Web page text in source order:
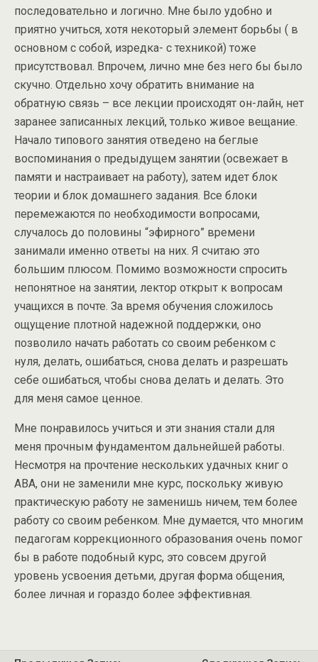
последовательно и логично. Мне было удобно и
приятно учиться, хотя некоторый элемент борьбы ( в
основном с собой, изредка- с техникой) тоже
присутствовал. Впрочем, лично мне без него бы было
скучно. Отдельно хочу обратить внимание на
обратную связь – все лекции происходят он-лайн, нет
заранее записанных лекций, только живое вещание.
Начало типового занятия отведено на беглые
воспоминания о предыдущем занятии (освежает в
памяти и настраивает на работу), затем идет блок
теории и блок домашнего задания. Все блоки
перемежаются по необходимости вопросами,
случалось до половины “эфирного” времени
занимали именно ответы на них. Я считаю это
большим плюсом. Помимо возможности спросить
непонятное на занятии, лектор открыт к вопросам
учащихся в почте. За время обучения сложилось
ощущение плотной надежной поддержки, оно
позволило начать работать со своим ребенком с
нуля, делать, ошибаться, снова делать и разрешать
себе ошибаться, чтобы снова делать и делать. Это
для меня самое ценное.
Мне понравилось учиться и эти знания стали для
меня прочным фундаментом дальнейшей работы.
Несмотря на прочтение нескольких удачных книг о
АВА, они не заменили мне курс, поскольку живую
практическую работу не заменишь ничем, тем более
работу со своим ребенком. Мне думается, что многим
педагогам коррекционного образования очень помог
бы в работе подобный курс, это совсем другой
уровень усвоения детьми, другая форма общения,
более личная и гораздо более эффективная.